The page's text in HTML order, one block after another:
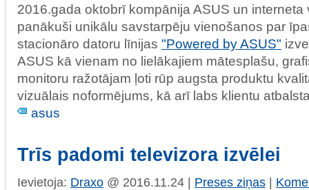
2016.gada oktobrī kompānija ASUS un interneta
panākuši unikālu savstarpēju vienošanos par
stacionāro datoru līnijas "Powered by ASUS"
ASUS kā vienam no lielākajiem mātesplašu,
monitoru ražotājam ļoti rūp augsta produktu
vizuālais noformējums, kā arī labs klientu
asus
Trīs padomi televizora izvēlei
Ievietoja: Draxo @ 2016.11.24 | Preses ziņas |